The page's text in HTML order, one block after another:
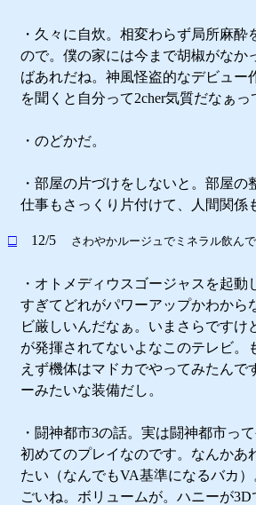
・久々に自炊。相変わらず局所麻
ので。僕の家には今まで胡椒がなか
ばあれだね。神風怪盗的なデビュー
を聞くと自分って2cher気質だなぁっ
・のどかだ。
・部屋の片づけをしないと。部屋
仕事もさっくり片付けて、人間関係
□ 12/5 さわやかルージュでミネラル飲ん
・オトメディウスゴージャスを起
すぎてどれがパワーアップかわから
ビ厳しいんだなぁ。いまさらです
が発揮されてないよなこのテレビ。
えず機体はマドカでやってみたん
ーみたいな装備だし。
・闘神都市3の話。実は闘神都市っ
初めてのプレイなのです。なんかあ
たい（なんでもVA基準になるバカ
ごいね。ボリュームが。ハニーが3D